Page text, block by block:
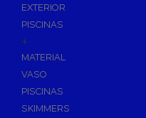
EXTERIOR
PISCINAS
+
MATERIAL
VASO
PISCINAS
SKIMMERS